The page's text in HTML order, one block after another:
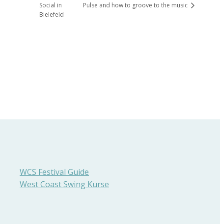
Social in
Bielefeld
Pulse and how to groove to the music
WCS Festival Guide
West Coast Swing Kurse